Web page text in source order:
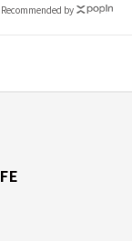
Recommended by